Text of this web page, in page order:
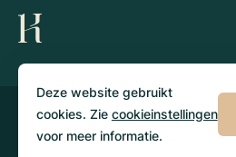
Deze website gebruikt
cookies. Zie cookieinstellingen
voor meer informatie.
© 2026 Klaassen
Horecamakelaars
Privacy